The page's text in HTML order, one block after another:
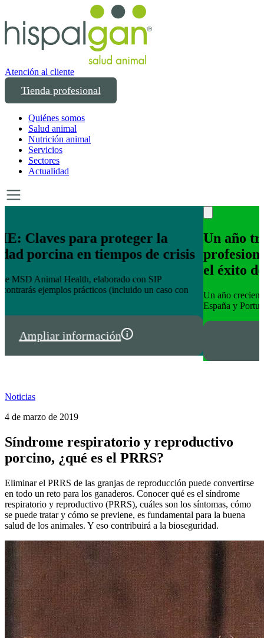
Atención al cliente
Tienda profesional
Quiénes somos
Salud animal
Nutrición animal
Servicios
Sectores
Actualidad
Un año transformando las compras
profesionales en salud y bienestar animal:
Un año creciendo junto a los profesionales del sector animal en
Ampliar información
Noticias
4 de marzo de 2019
Síndrome respiratorio y reproductivo
porcino, ¿qué es el PRRS?
Eliminar el PRRS de las granjas de reproducción puede convertirse
en todo un reto para los ganaderos. Conocer qué es el síndrome
respiratorio y reproductivo (PRRS), cuáles son los síntomas, cómo
se puede tratar y cómo se previene, es fundamental para la buena
salud de los animales. Y eso contribuirá a la bioseguridad.